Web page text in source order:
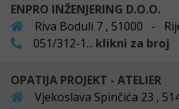
ENPRO INŽENJERING D.O.O.
Riva Boduli 7 , 51000 -
051/312-1... klikni za broj
OPATIJA PROJEKT - ATELIER
Vjekoslava Spinčića 23 ,